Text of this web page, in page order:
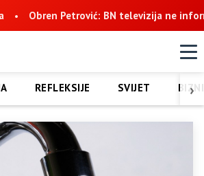
ne informiše objektivno, već pokušava
›
REFLEKSIJE SVIJET